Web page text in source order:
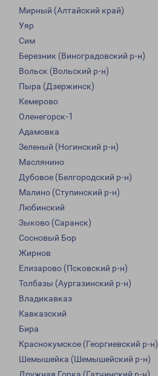
Мирный (Алтайский край)
Уяр
Сим
Березник (Виноградовский р-н)
Вольск (Вольский р-н)
Пыра (Дзержинск)
Кемерово
Оленегорск-1
Адамовка
Зеленый (Ногинский р-н)
Маслянино
Дубовое (Белгородский р-н)
Малино (Ступинский р-н)
Любинский
Зыково (Саранск)
Сосновый Бор
Жирнов
Елизарово (Псковский р-н)
Толбазы (Аургазинский р-н)
Владикавказ
Кавказский
Бира
Краснокумское (Георгиевский р-н)
Шемышейка (Шемышейский р-н)